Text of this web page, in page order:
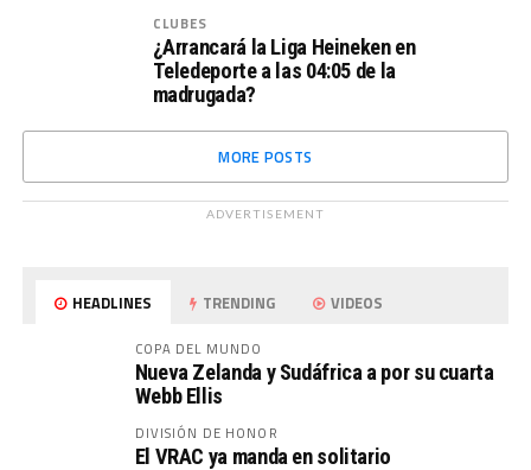
CLUBES
¿Arrancará la Liga Heineken en
Teledeporte a las 04:05 de la
madrugada?
MORE POSTS
ADVERTISEMENT
HEADLINES TRENDING VIDEOS
COPA DEL MUNDO
Nueva Zelanda y Sudáfrica a por su cuarta
Webb Ellis
DIVISIÓN DE HONOR
El VRAC ya manda en solitario